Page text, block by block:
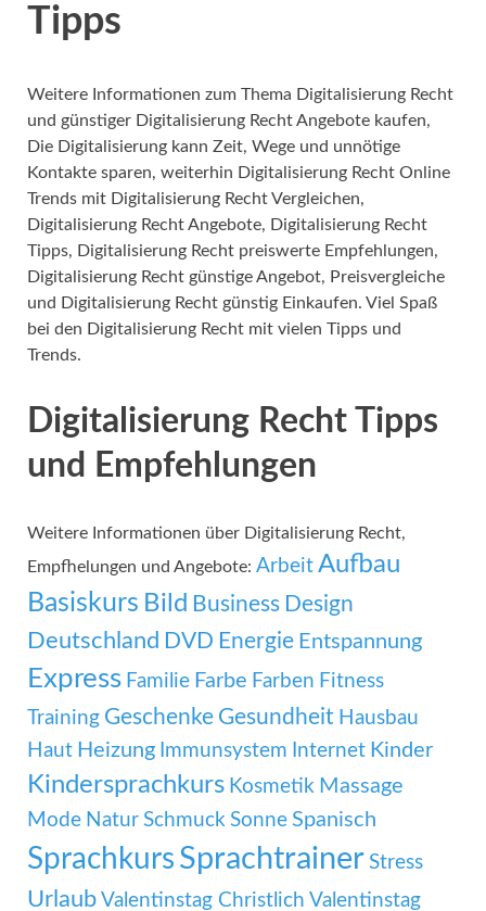
Tipps
Weitere Informationen zum Thema Digitalisierung Recht
und günstiger Digitalisierung Recht Angebote kaufen,
Die Digitalisierung kann Zeit, Wege und unnötige
Kontakte sparen, weiterhin Digitalisierung Recht Online
Trends mit Digitalisierung Recht Vergleichen,
Digitalisierung Recht Angebote, Digitalisierung Recht
Tipps, Digitalisierung Recht preiswerte Empfehlungen,
Digitalisierung Recht günstige Angebot, Preisvergleiche
und Digitalisierung Recht günstig Einkaufen. Viel Spaß
bei den Digitalisierung Recht mit vielen Tipps und
Trends.
Digitalisierung Recht Tipps
und Empfehlungen
Weitere Informationen über Digitalisierung Recht,
Empfhelungen und Angebote: Arbeit Aufbau
Basiskurs Bild Business Design
Deutschland DVD Energie Entspannung
Express Familie Farbe Farben Fitness
Training Geschenke Gesundheit Hausbau
Haut Heizung Immunsystem Internet Kinder
Kindersprachkurs Kosmetik Massage
Mode Natur Schmuck Sonne Spanisch
Sprachkurs Sprachtrainer Stress
Urlaub Valentinstag Christlich Valentinstag